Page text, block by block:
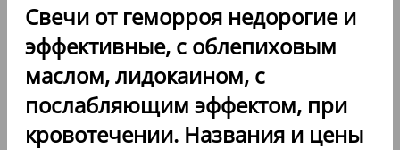
Свечи от геморроя недорогие и
эффективные, с облепиховым
маслом, лидокаином, с
послабляющим эффектом, при
кровотечении. Названия и цены